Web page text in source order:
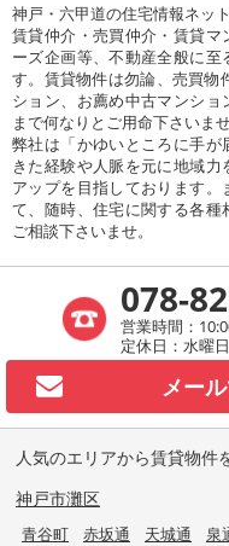
神戸・六甲道の住宅情報ネッ
賃貸仲介・売買仲介・賃貸
ーズ企画等、不動産全般に
す。賃貸物件は勿論、売買物
ション、お薦め中古マンシ
まで何なりとご用命下さいませ
弊社は「かゆいところに手
きた経験や人脈を元に地域
アップを目指しております
て、随時、住宅に関する各種
ご相談下さいませ。
078-
営業時間：
定休日：水曜
メー
人気のエリアから賃貸物件
神戸市灘区
青谷町 赤坂通 天城通 泉